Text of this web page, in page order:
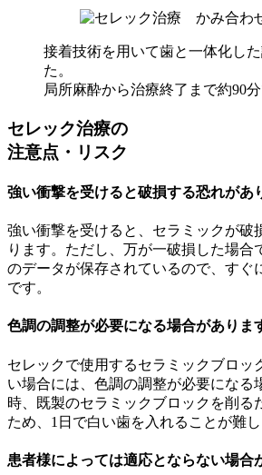
接着技術を用いて歯と一体化し
た。
局所麻酔から治療終了まで約90分
セレック治療の
注意点・リスク
強い衝撃を受けると破損する恐れがあ
強い衝撃を受けると、セラミックが破
ります。ただし、万が一破損した場合
のデータが保存されているので、すぐ
です。
色調の調整が必要になる場合がありま
セレックで使用するセラミックブロッ
い場合には、色調の調整が必要になる
時、既製のセラミックブロックを削る
ため、1日で白い歯を入れることが難し
患者様によっては適応とならない場合